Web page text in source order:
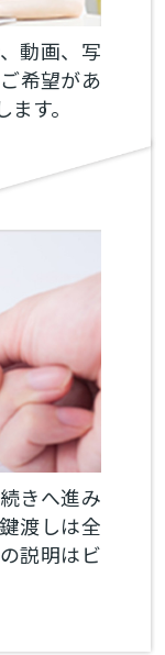
動画、写
希望があ
す。
きへ進み
渡しは全
説明はビ